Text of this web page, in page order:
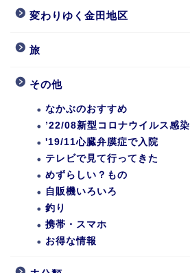
変わりゆく金田地区
旅
その他
なかぶのおすすめ
’22/08新型コロナウイルス感染
'19/11心臓弁膜症で入院
テレビで見て行ってきた
めずらしい？もの
自販機いろいろ
釣り
携帯・スマホ
お得な情報